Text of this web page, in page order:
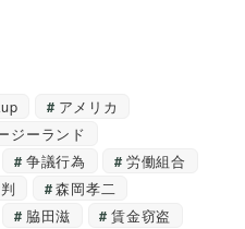
アメリカ
ジーランド
争議行為
労働組合
森岡孝二
脇田滋
賃金窃盗